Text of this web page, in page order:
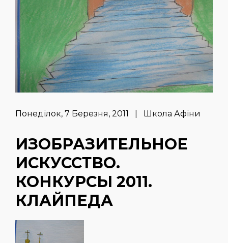
Понеділок, 7 Березня, 2011 | Школа Афіни
ИЗОБРАЗИТЕЛЬНОЕ
ИСКУССТВО.
КОНКУРСЫ 2011.
КЛАЙПЕДА